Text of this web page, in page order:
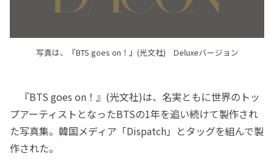
写真は、『BTS goes on！』(光文社) Deluxeバージョン
『BTS goes on！』(光文社)は、名実ともに世界のトッ
プアーティストとなったBTSの1年を追い続けて製作され
た写真集。韓国メディア「Dispatch」とタッグを組んで製
作された。